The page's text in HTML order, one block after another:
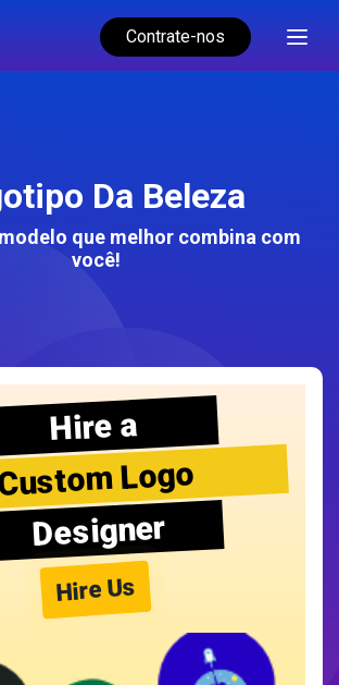
Contrate-nos
Da Beleza
que melhor combina com
você!
Hire a
Logo
Designer
Hire Us